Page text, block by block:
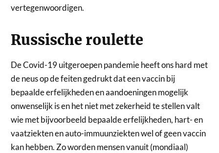
vertegenwoordigen.
Russische roulette
De Covid-19 uitgeroepen pandemie heeft ons hard met
de neus op de feiten gedrukt dat een vaccin bij
bepaalde erfelijkheden en aandoeningen mogelijk
onwenselijk is en het niet met zekerheid te stellen valt
wie met bijvoorbeeld bepaalde erfelijkheden, hart- en
vaatziekten en auto-immuunziekten wel of geen vaccin
kan hebben. Zo worden mensen vanuit (mondiaal)